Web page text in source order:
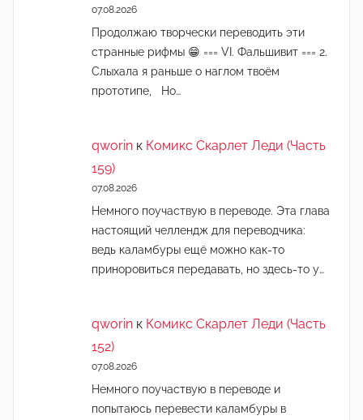
07.08.2026
Продолжаю творчески переводить эти
странные рифмы 😁 === VI. Фальшивит === 2.
Слыхала я раньше о наглом твоём
прототипе, Но…
qworin к Комикс Скарлет Леди (Часть
159)
07.08.2026
Немного поучаствую в переводе. Эта глава
настоящий челлендж для переводчика:
ведь каламбуры ещё можно как-то
приноровиться передавать, но здесь-то у…
qworin к Комикс Скарлет Леди (Часть
152)
07.08.2026
Немного поучаствую в переводе и
попытаюсь перевести каламбуры в